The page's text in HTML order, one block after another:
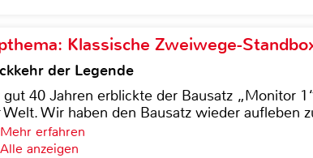
Klassische Zweiwege-
der Legende
gut 40 Jahren erblickte der Bausatz „Monitor
Welt. Wir haben den Bausatz wieder aufleben
erfahren
anzeigen